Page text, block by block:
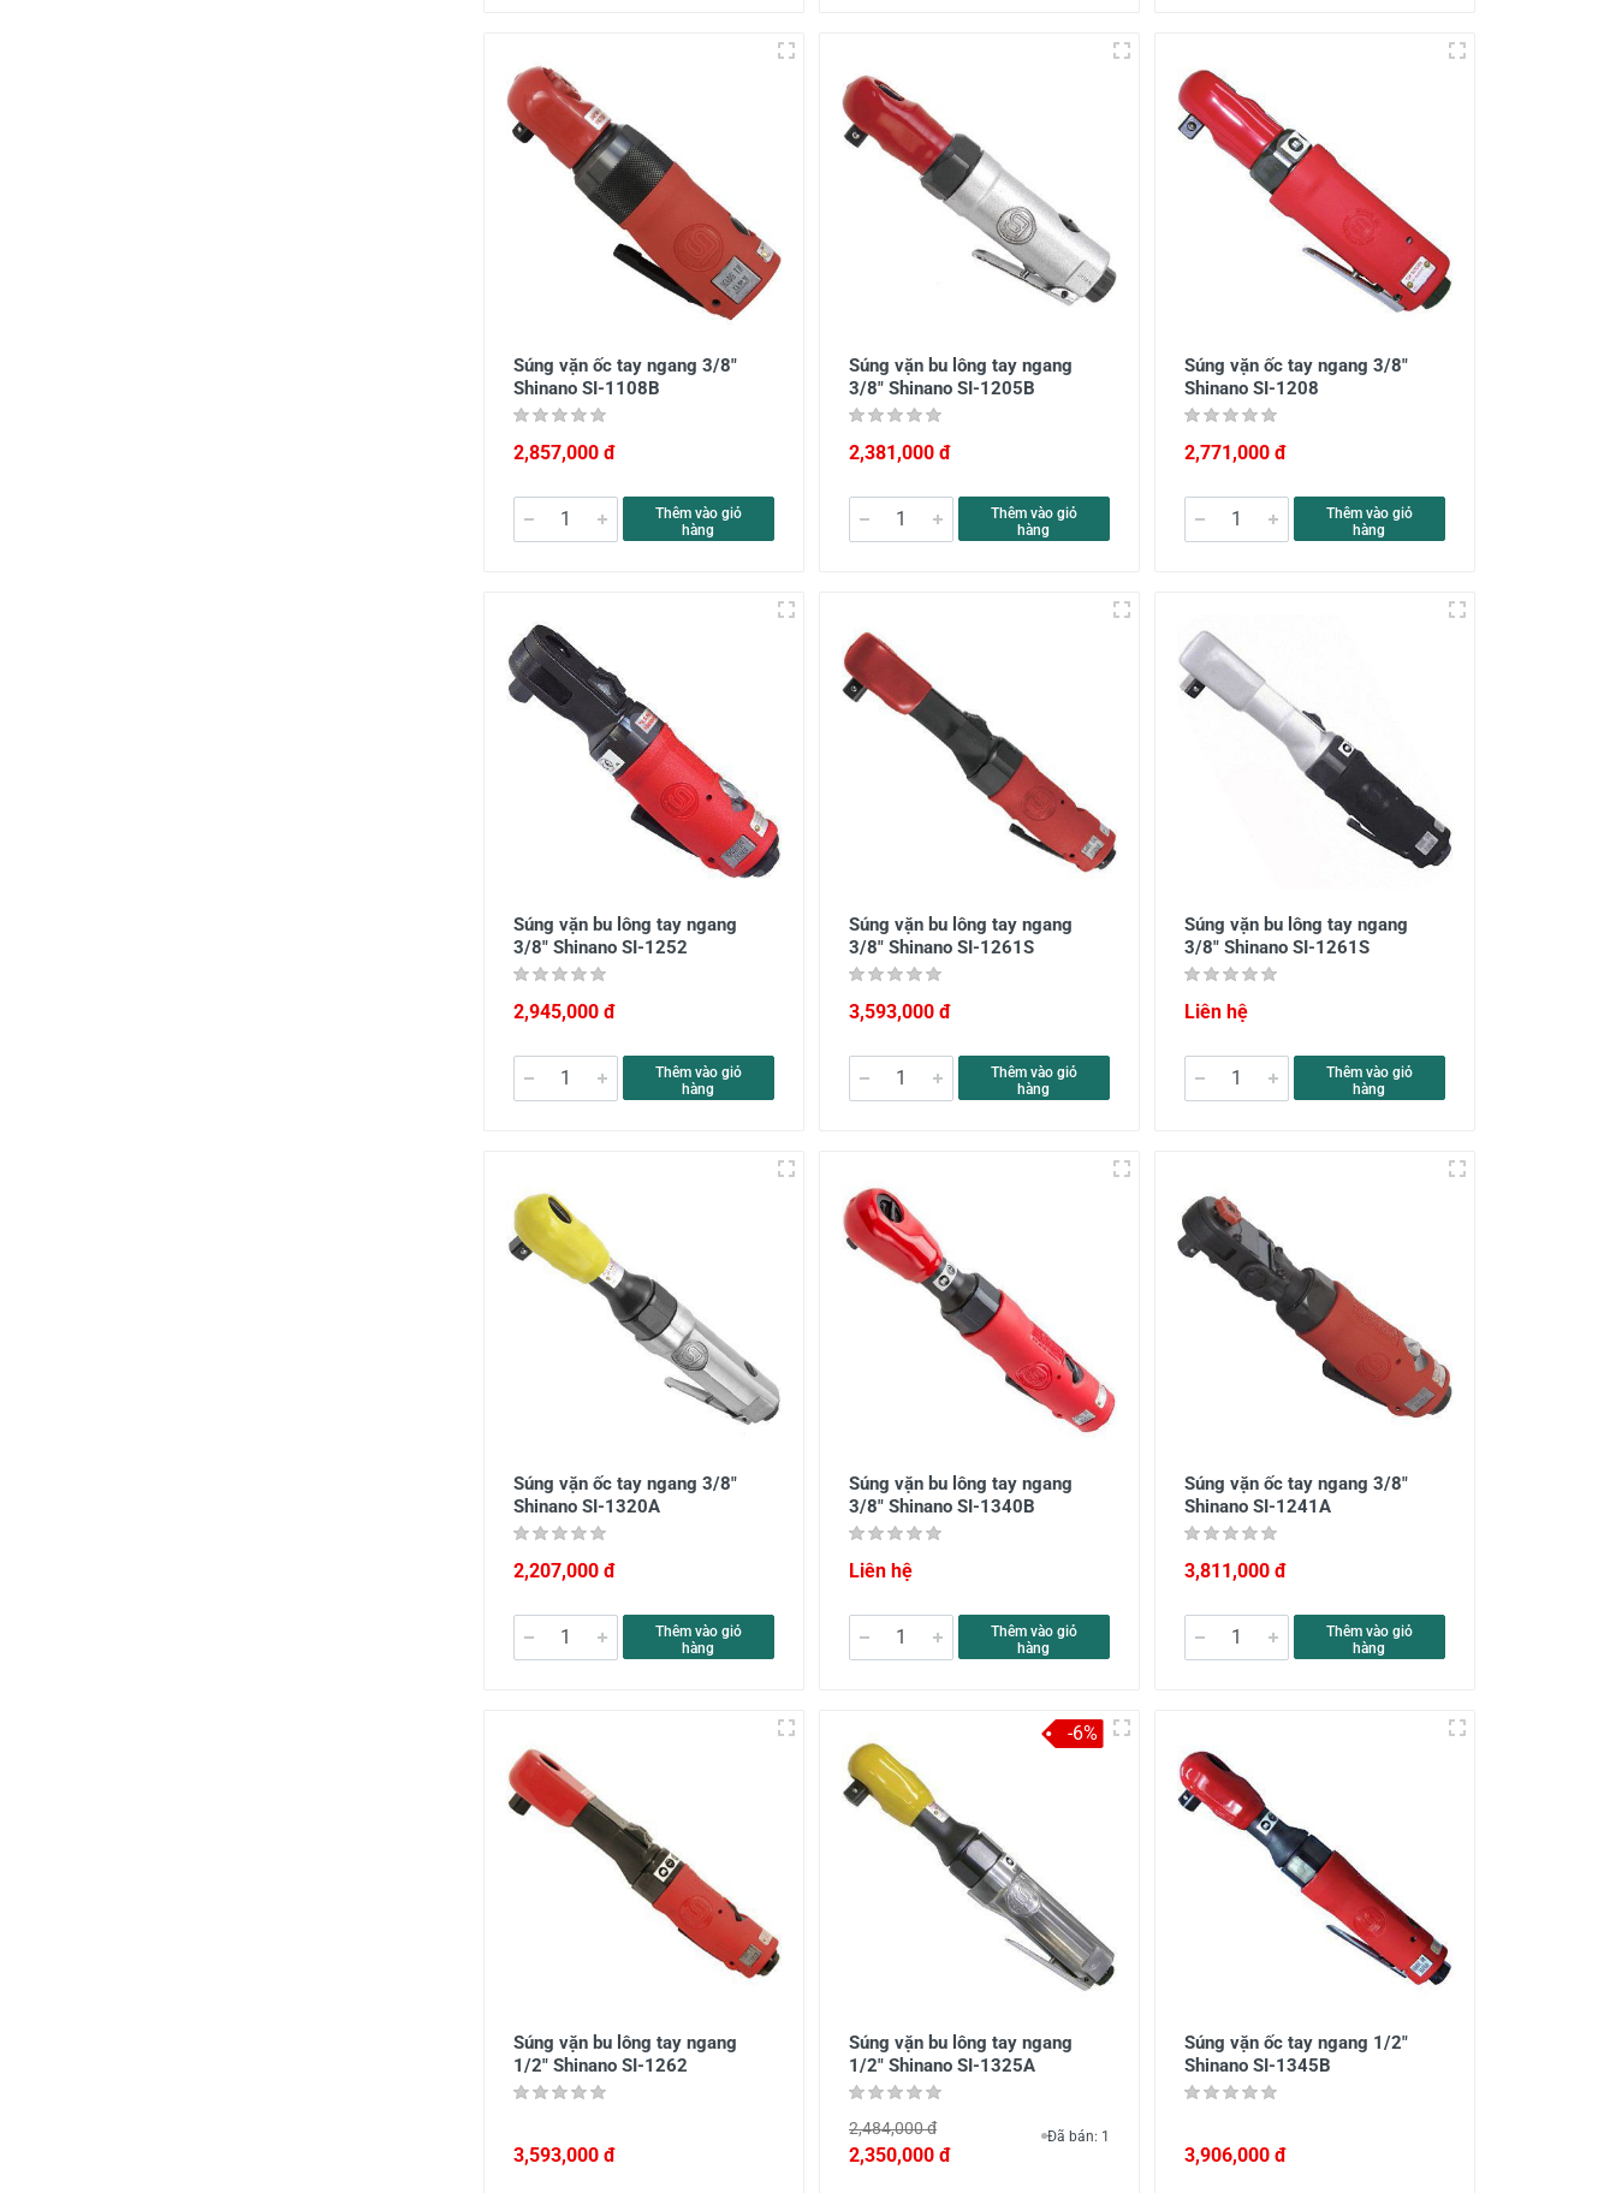
Súng vặn ốc tay ngang 3/8"
Shinano SI-1108B
2,857,000 đ
Thêm vào giỏ
hàng
Súng vặn bu lông tay ngang
3/8" Shinano SI-1205B
2,381,000 đ
Thêm vào giỏ
hàng
Súng vặn ốc tay ngang 3/8"
Shinano SI-1208
2,771,000 đ
Thêm vào giỏ
hàng
Súng vặn bu lông tay ngang
3/8" Shinano SI-1252
2,945,000 đ
Thêm vào giỏ
hàng
Súng vặn bu lông tay ngang
3/8" Shinano SI-1261S
3,593,000 đ
Thêm vào giỏ
hàng
Súng vặn bu lông tay ngang
3/8" Shinano SI-1261S
Liên hệ
Thêm vào giỏ
hàng
Súng vặn ốc tay ngang 3/8"
Shinano SI-1320A
2,207,000 đ
Thêm vào giỏ
hàng
Súng vặn bu lông tay ngang
3/8" Shinano SI-1340B
Liên hệ
Thêm vào giỏ
hàng
Súng vặn ốc tay ngang 3/8"
Shinano SI-1241A
3,811,000 đ
Thêm vào giỏ
hàng
Súng vặn bu lông tay ngang
1/2" Shinano SI-1262
3,593,000 đ
Súng vặn bu lông tay ngang
1/2" Shinano SI-1325A
2,484,000 đ
2,350,000 đ
Đã bán: 1
-6%
Súng vặn ốc tay ngang 1/2"
Shinano SI-1345B
3,906,000 đ